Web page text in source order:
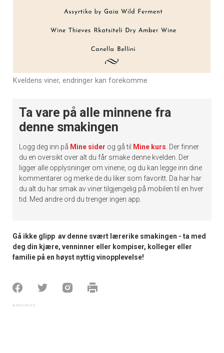
Kveldens viner, endringer kan forekomme
Ta vare på alle minnene fra
denne smakingen
Logg deg inn på Mine sider og gå til Mine kurs . Der finner
du en oversikt over alt du får smake denne kvelden. Der
ligger alle opplysninger om vinene, og du kan legge inn dine
kommentarer og merke de du liker som favoritt. Da har har
du alt du har smak av viner tilgjengelig på mobilen til en hver
tid. Med andre ord du trenger ingen app.
Gå ikke glipp av denne svært lærerike smakingen - ta med
deg din kjære, venninner eller kompiser, kolleger eller
familie på en høyst nyttig vinopplevelse!